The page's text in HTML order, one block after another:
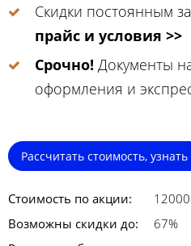
Скидки постоянным
прайс и условия >>
Срочно! Документы
оформления и
Рассчитать стоимость,
Стоимость по акции:
Возможны скидки до:
67%